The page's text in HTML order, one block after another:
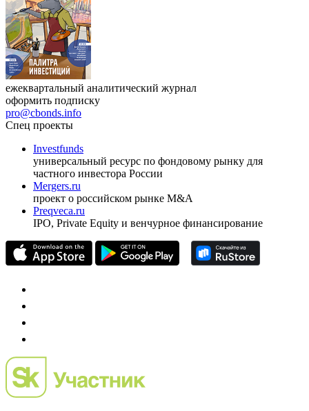
ежеквартальный аналитический журнал
оформить подписку
pro@cbonds.info
Спец проекты
Investfunds
универсальный ресурс по фондовому рынку для
частного инвестора России
Mergers.ru
проект о российском рынке M&A
Preqveca.ru
IPO, Private Equity и венчурное финансирование